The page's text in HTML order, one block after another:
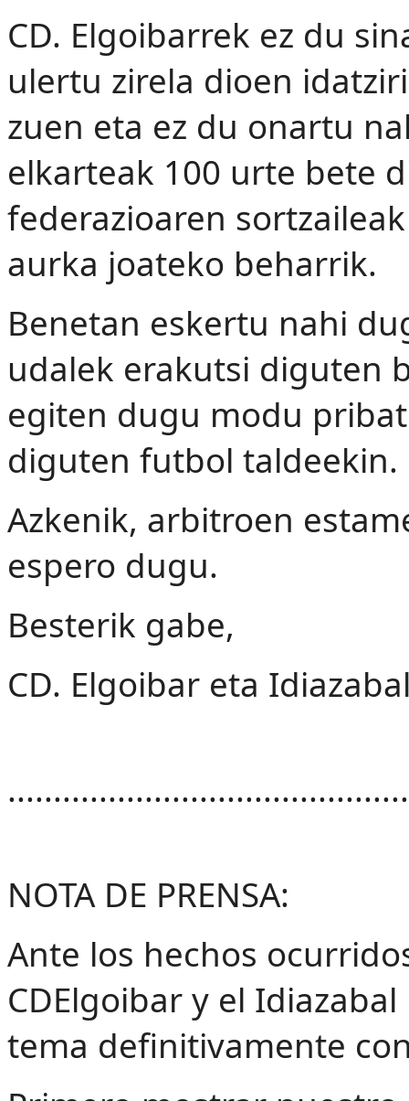
CD. Elgoibarrek ez du
ulertu zirela dioen
zuen eta ez du onartu
elkarteak 100 urte bete
federazioaren
aurka joateko beharrik.
Benetan eskertu nahi
udalek erakutsi diguten
egiten dugu modu
diguten futbol taldeekin.
Azkenik, arbitroen
espero dugu.
Besterik gabe,
CD. Elgoibar eta
NOTA DE PRENSA:
Ante los hechos
CDElgoibar y el
tema definitivamente